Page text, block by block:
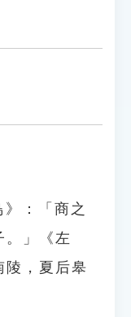
：「商之
。」《左
陵，夏后皋